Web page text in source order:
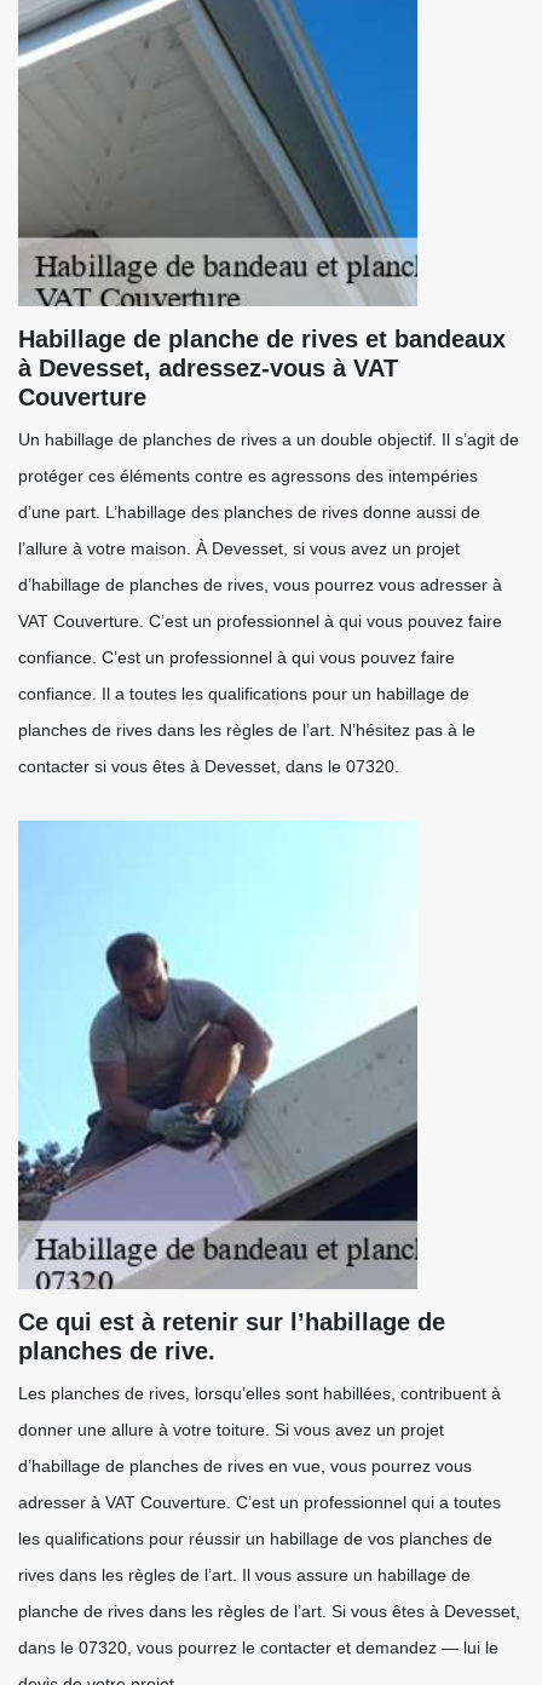
Habillage de planche de rives et bandeaux
à Devesset, adressez-vous à VAT
Couverture
Un habillage de planches de rives a un double objectif. Il s’agit de
protéger ces éléments contre es agressons des intempéries
d’une part. L’habillage des planches de rives donne aussi de
l’allure à votre maison. À Devesset, si vous avez un projet
d’habillage de planches de rives, vous pourrez vous adresser à
VAT Couverture. C’est un professionnel à qui vous pouvez faire
confiance. C’est un professionnel à qui vous pouvez faire
confiance. Il a toutes les qualifications pour un habillage de
planches de rives dans les règles de l’art. N’hésitez pas à le
contacter si vous êtes à Devesset, dans le 07320.
Ce qui est à retenir sur l’habillage de
planches de rive.
Les planches de rives, lorsqu’elles sont habillées, contribuent à
donner une allure à votre toiture. Si vous avez un projet
d’habillage de planches de rives en vue, vous pourrez vous
adresser à VAT Couverture. C’est un professionnel qui a toutes
les qualifications pour réussir un habillage de vos planches de
rives dans les règles de l’art. Il vous assure un habillage de
planche de rives dans les règles de l’art. Si vous êtes à Devesset,
dans le 07320, vous pourrez le contacter et demandez — lui le